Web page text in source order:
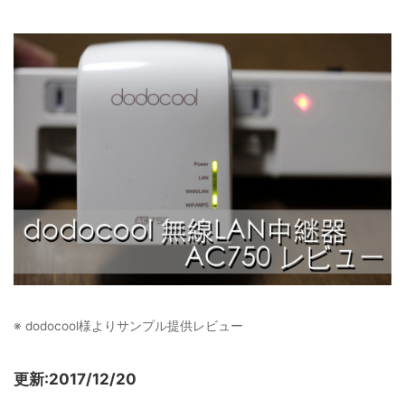
※ dodocool様よりサンプル提供レビュー
更新:2017/12/20